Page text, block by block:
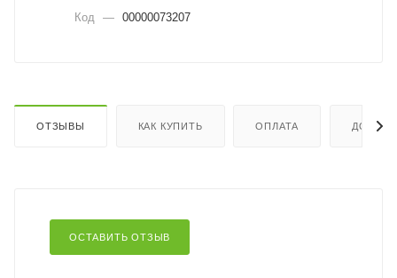
Код — 00000073207
ОТЗЫВЫ КАК КУПИТЬ ОПЛАТА
ОСТАВИТЬ ОТЗЫВ